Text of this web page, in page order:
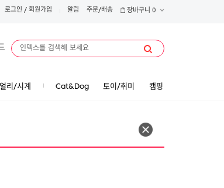
로그인 / 회원가입 알림 주문/배송 장바구니 0
리/시계 Cat&Dog 토이/취미 캠핑